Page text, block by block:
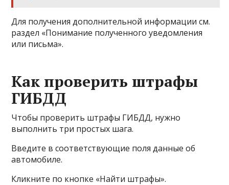
Для получения дополнительной информации см.
раздел «Понимание полученного уведомления
или письма».
Как проверить штрафы
ГИБДД
Чтобы проверить штрафы ГИБДД, нужно
выполнить три простых шага.
Введите в соответствующие поля данные об
автомобиле.
Кликните по кнопке «Найти штрафы».